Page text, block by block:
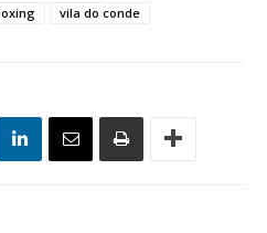
vila do conde